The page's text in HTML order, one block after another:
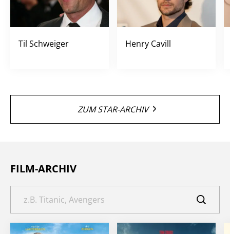
Til Schweiger Henry Cavill
ZUM STAR-ARCHIV
FILM-ARCHIV